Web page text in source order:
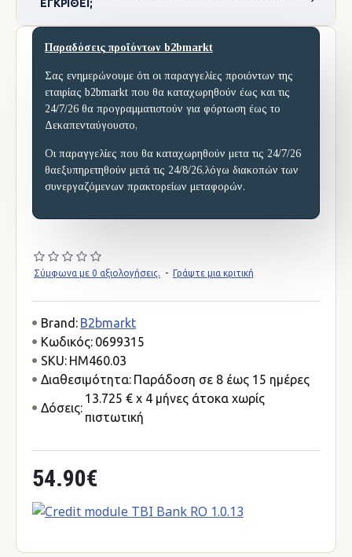
ΕΓΚΡΙΘΕΊ;
Παραδόσεις προϊόντων b2bmarkt
Σας ενημερώνουμε ότι οι παραγγελίες προιόντων της
εταιρίας b2bmarkt που θα καταχωρηθούν έως και τις
24/7/26 θα προγραμματιστούν για φόρτωση έως το
Δεκαπενταύγουστο,
Οι παραγγελίες που θα καταχωρηθούν μετα τις 24/7/26
θαεξυπηρετηθούν μετά τις 24/8/26,λόγω διακοπών των
συνεργαζόμενων πρακτορείων μεταφορών.
Σύμφωνα με 0 αξιολογήσεις. - Γράψτε μια κριτική
54.90€
Brand: B2bmarkt
Κωδικός: 0699315
SKU: HM460.03
Διαθεσιμότητα: Παράδοση σε 8 έως 15 ημέρες
Δόσεις:
13.725 € x 4 μήνες άτοκα χωρίς
πιστωτική